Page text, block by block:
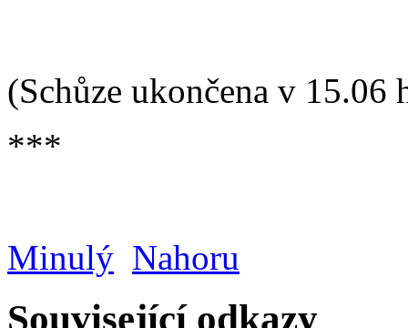
(Schůze ukončena v 15.06
***
Minulý Nahoru
Související odkazy